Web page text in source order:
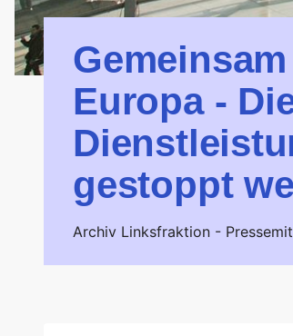
Europa -
gestoppt
Archiv Linksfraktion -